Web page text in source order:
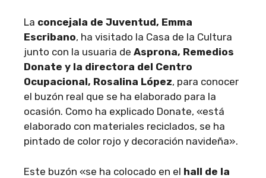
La concejala de Juventud, Emma
Escribano, ha visitado la Casa de la Cultura
junto con la usuaria de Asprona, Remedios
Donate y la directora del Centro
Ocupacional, Rosalina López, para conocer
el buzón real que se ha elaborado para la
ocasión. Como ha explicado Donate, «está
elaborado con materiales reciclados, se ha
pintado de color rojo y decoración navideña».
Este buzón «se ha colocado en el hall de la